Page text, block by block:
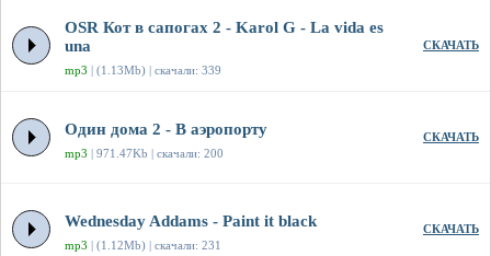
OSR Кот в сапогах 2 - Karol G - La vida es
una
mp3 | (1.13Mb) | скачали: 339
СКАЧАТЬ
Один дома 2 - В аэропорту
mp3 | 971.47Kb | скачали: 200
СКАЧАТЬ
Wednesday Addams - Paint it black
mp3 | (1.12Mb) | скачали: 231
СКАЧАТЬ